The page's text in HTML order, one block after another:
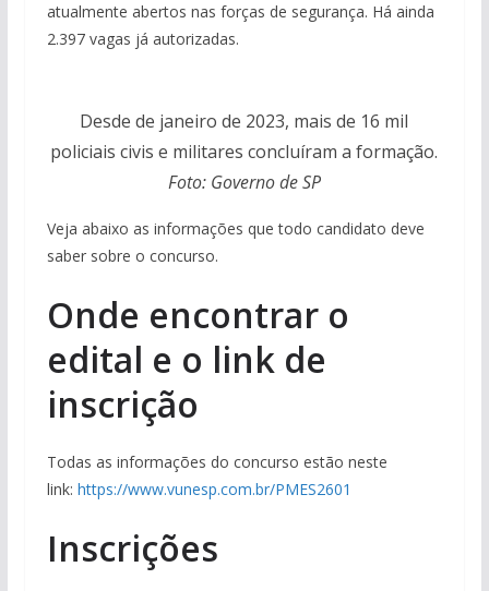
atualmente abertos nas forças de segurança. Há ainda
2.397 vagas já autorizadas.
Desde de janeiro de 2023, mais de 16 mil
policiais civis e militares concluíram a formação.
Foto: Governo de SP
Veja abaixo as informações que todo candidato deve
saber sobre o concurso.
Onde encontrar o
edital e o link de
inscrição
Todas as informações do concurso estão neste
link: https://www.vunesp.com.br/PMES2601
Inscrições